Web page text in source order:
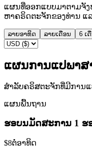
ແຜນທີ່ອອກແບບມາຕາມຈັ
ຫາຄຣິດຕະຈັກຂອງທ່ານ ແ
ລາຍອາທິດ ລາຍເດືອນ 6 ເ
ແຜນການແປພາສ
ສຳລັບຄຣິສຕະຈັກທີ່ມີການ
ແຜນພື້ນຖານ
ຮອບນມັດສະການ 1 ຮ
$8ຕໍ່ອາທິດ